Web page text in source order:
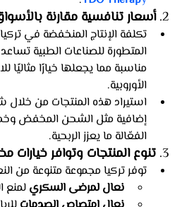
2. أسعار تنافسية مقارنة
تكلفة الإنتاج المنخفضة في تركيا
المتطورة للصناعات الطبية
مناسبة مما يجعلها خيارًا مثاليًا
الأوروبية.
استيراد هذه المنتجات من خلال
إضافية مثل الشحن المخفض
الفعّالة ما يعزز الربحية.
3. تنوع المنتجات وتوافر خيارات
توفر تركيا مجموعة متنوعة من
نعال لمرضى السكري لمنع